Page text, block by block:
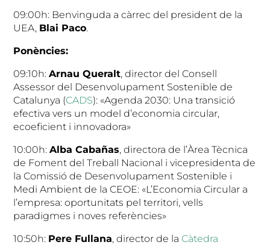
09:00h: Benvinguda a càrrec del president de la
UEA, Blai Paco.
Ponències:
09:10h:Arnau Queralt, director del Consell
Assessor del Desenvolupament Sostenible de
Catalunya (CADS): «Agenda 2030: Una transició
efectiva vers un model d’economia circular,
ecoeficient i innovadora»
10:00h:Alba Cabañas, directora de l’Àrea Tècnica
de Foment del Treball Nacional i vicepresidenta de
la Comissió de Desenvolupament Sostenible i
Medi Ambient de la CEOE: «L’Economia Circular a
l’empresa: oportunitats pel territori, vells
paradigmes i noves referències»
10:50h: Pere Fullana, director de la Càtedra